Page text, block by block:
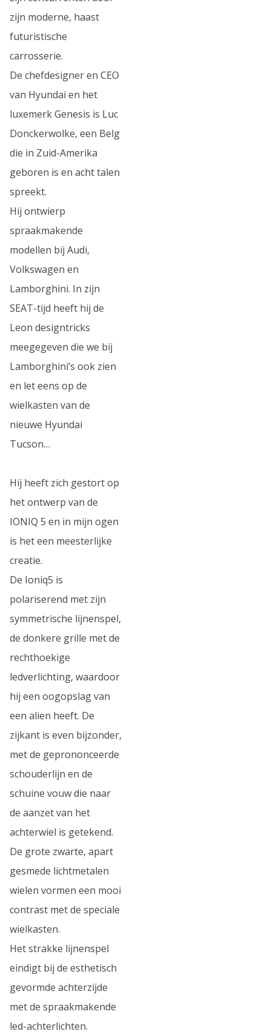
zijn moderne, haast
futuristische
carrosserie.
De chefdesigner en CEO
van Hyundai en het
luxemerk Genesis is Luc
Donckerwolke, een Belg
die in Zuid-Amerika
geboren is en acht talen
spreekt.
Hij ontwierp
spraakmakende
modellen bij Audi,
Volkswagen en
Lamborghini. In zijn
SEAT-tijd heeft hij de
Leon designtricks
meegegeven die we bij
Lamborghini’s ook zien
en let eens op de
wielkasten van de
nieuwe Hyundai
Tucson…
Hij heeft zich gestort op
het ontwerp van de
IONIQ 5 en in mijn ogen
is het een meesterlijke
creatie.
De Ioniq5 is
polariserend met zijn
symmetrische lijnenspel,
de donkere grille met de
rechthoekige
ledverlichting, waardoor
hij een oogopslag van
een alien heeft. De
zijkant is even bijzonder,
met de geprononceerde
schouderlijn en de
schuine vouw die naar
de aanzet van het
achterwiel is getekend.
De grote zwarte, apart
gesmede lichtmetalen
wielen vormen een mooi
contrast met de speciale
wielkasten.
Het strakke lijnenspel
eindigt bij de esthetisch
gevormde achterzijde
met de spraakmakende
led-achterlichten.